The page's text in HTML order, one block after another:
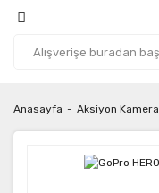
Anasayfa Aksiyon Kamera